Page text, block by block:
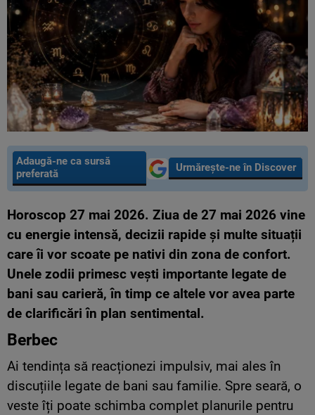
Adaugă-ne ca sursă
preferată
Urmărește-ne în Discover
Horoscop 27 mai 2026. Ziua de 27 mai 2026 vine
cu energie intensă, decizii rapide și multe situații
care îi vor scoate pe nativi din zona de confort.
Unele zodii primesc vești importante legate de
bani sau carieră, în timp ce altele vor avea parte
de clarificări în plan sentimental.
Berbec
Ai tendința să reacționezi impulsiv, mai ales în
discuțiile legate de bani sau familie. Spre seară, o
veste îți poate schimba complet planurile pentru